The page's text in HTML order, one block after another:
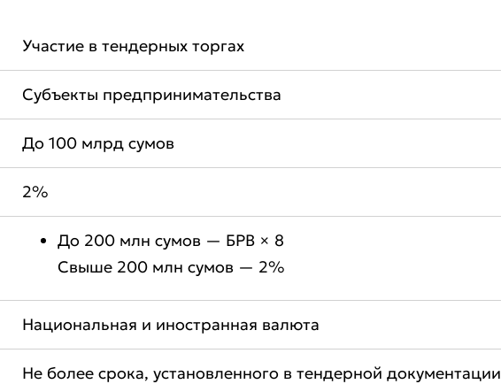
Участие в тендерных торгах
Субъекты предпринимательства
До 100 млрд сумов
2%
До 200 млн сумов — БРВ × 8
Свыше 200 млн сумов — 2%
Национальная и иностранная валюта
Не более срока, установленного в тендерной документации